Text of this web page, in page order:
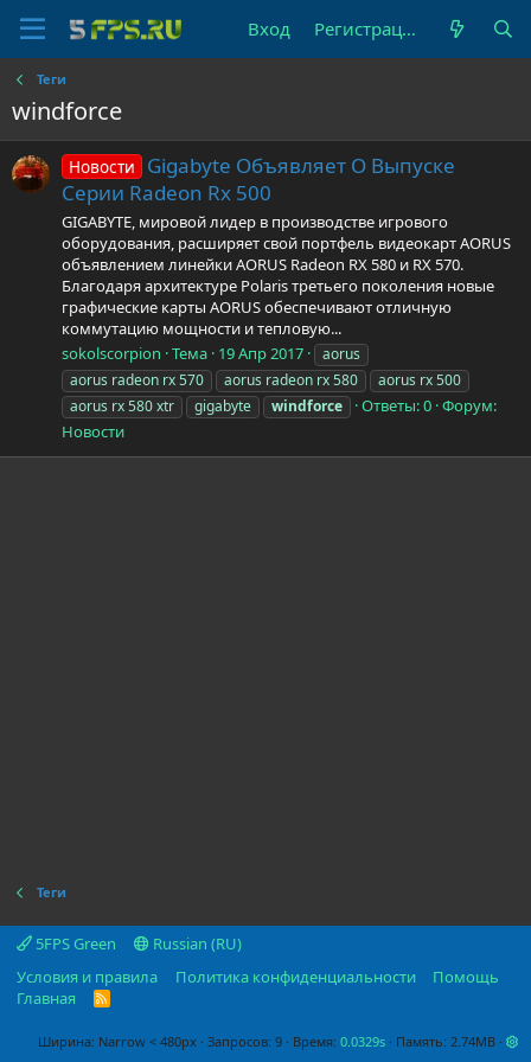
Вход Регистрация
Теги
windforce
Новости
Gigabyte Объявляет О Выпуске
Серии Radeon Rx 500
GIGABYTE, мировой лидер в производстве игрового
оборудования, расширяет свой портфель видеокарт AORUS
объявлением линейки AORUS Radeon RX 580 и RX 570.
Благодаря архитектуре Polaris третьего поколения новые
графические карты AORUS обеспечивают отличную
коммутацию мощности и тепловую...
sokolscorpion Тема 19 Апр 2017
aorus
aorus radeon rx 570
aorus radeon rx 580
aorus rx 500
aorus rx 580 xtr
gigabyte windforce Ответы: 0 Форум:
Новости
Теги
5FPS Green
Russian (RU)
Условия и правила
Политика конфиденциальности
Помощь
Главная
R
Ширина Запросов 9 Время 0.0329s Память 2.74MB